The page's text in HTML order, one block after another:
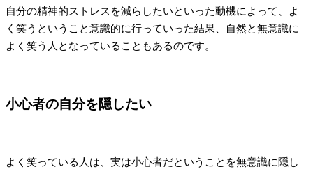
自分の精神的ストレスを減らしたいといった動機によって、よ
く笑うということ意識的に行っていった結果、自然と無意識に
よく笑う人となっていることもあるのです。
小心者の自分を隠したい
よく笑っている人は、実は小心者だということを無意識に隠し